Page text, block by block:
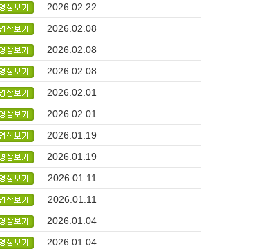
2026.02.22
2026.02.08
2026.02.08
2026.02.08
2026.02.01
2026.02.01
2026.01.19
2026.01.19
2026.01.11
2026.01.11
2026.01.04
2026.01.04